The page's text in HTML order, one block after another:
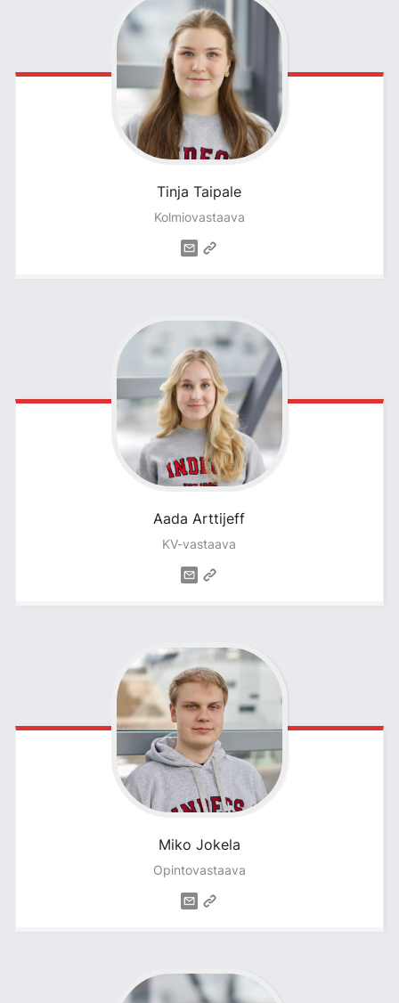
Tinja Taipale
Kolmiovastaava
Aada Arttijeff
KV-vastaava
Miko Jokela
Opintovastaava